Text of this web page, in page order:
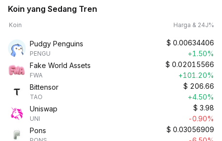
Koin yang Sedang Tren
Koin Harga & 24J%
Pudgy Penguins
PENGU
$ 0.00634406
+1.50%
Fake World Assets
FWA
$ 0.02015566
+101.20%
Bittensor
TAO
$ 206.66
+4.50%
Uniswap
UNI
$ 3.98
-0.90%
Pons
$ 0.03056909